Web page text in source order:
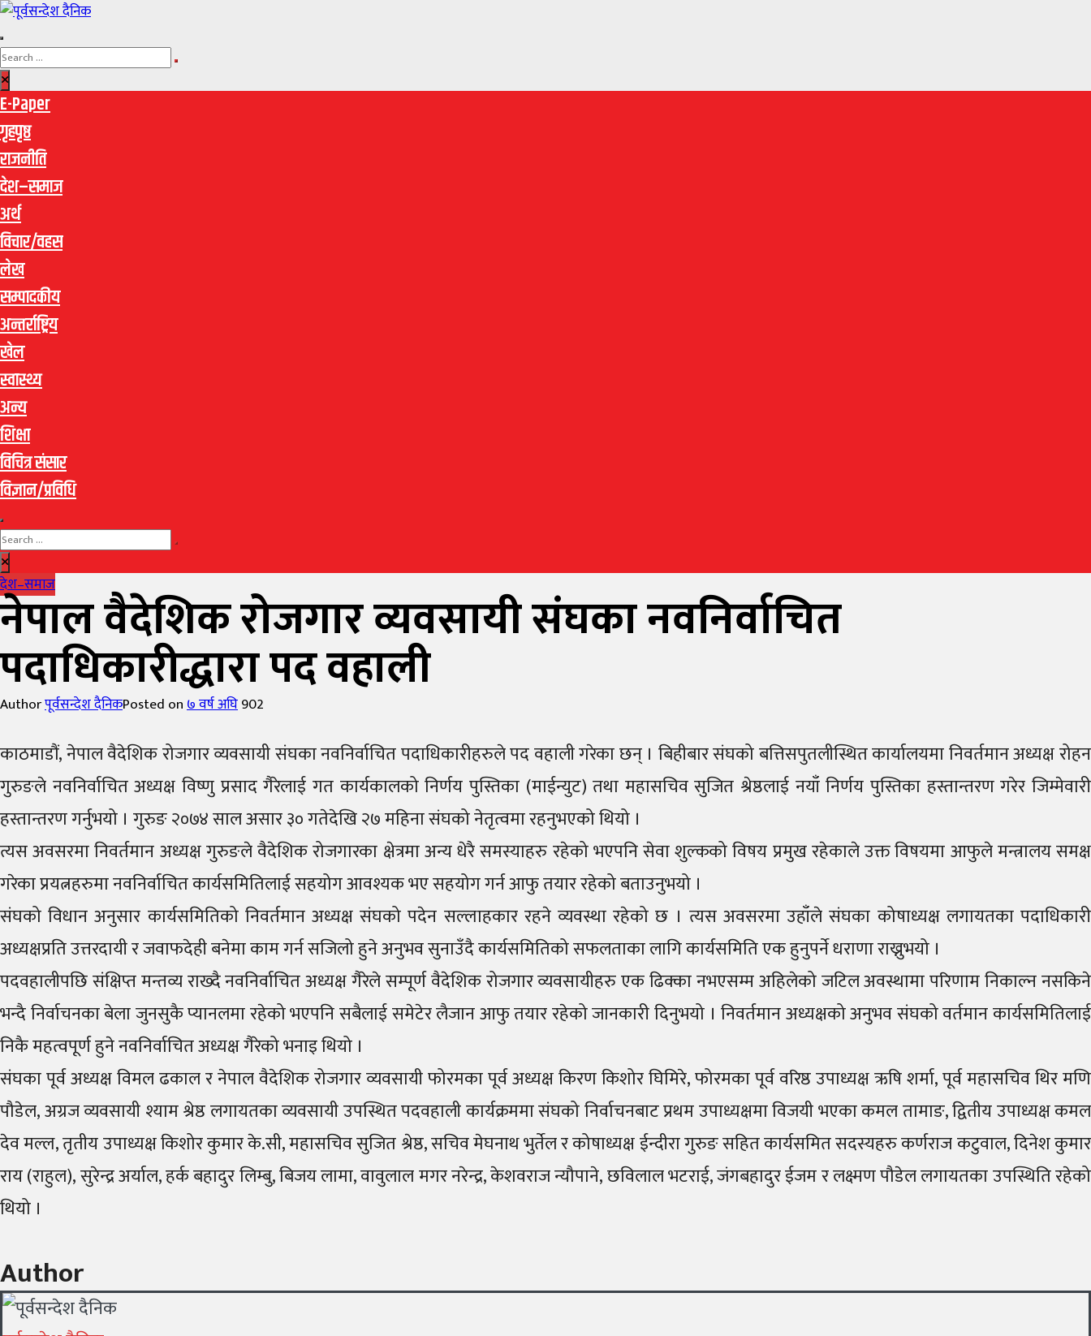
E-Paper
गृहपृष्ठ
राजनीति
देश–समाज
अर्थ
विचार/वहस
लेख
सम्पादकीय
अन्तर्राष्ट्रिय
खेल
स्वास्थ्य
अन्य
शिक्षा
विचित्र संसार
विज्ञान/प्रविधि
देश–समाज
नेपाल वैदेशिक रोजगार व्यवसायी संघका नवनिर्वाचित
पदाधिकारीद्धारा पद वहाली
Authorपूर्वसन्देश दैनिकPosted on७ वर्ष अघि902
काठमाडौं, नेपाल वैदेशिक रोजगार व्यवसायी संघका नवनिर्वाचित पदाधिकारीहरुले पद वहाली गरेका छन् । बिहीबार संघको बत्तिसपुतलीस्थित कार्यालयमा निवर्तमान अध्यक्ष रोहन
गुरुङले नवनिर्वाचित अध्यक्ष विष्णु प्रसाद गैरेलाई गत कार्यकालको निर्णय पुस्तिका (माईन्युट) तथा महासचिव सुजित श्रेष्ठलाई नयाँ निर्णय पुस्तिका हस्तान्तरण गरेर जिम्मेवारी
हस्तान्तरण गर्नुभयो । गुरुङ २०७४ साल असार ३० गतेदेखि २७ महिना संघको नेतृत्वमा रहनुभएको थियो ।
त्यस अवसरमा निवर्तमान अध्यक्ष गुरुङले वैदेशिक रोजगारका क्षेत्रमा अन्य धेरै समस्याहरु रहेको भएपनि सेवा शुल्कको विषय प्रमुख रहेकाले उक्त विषयमा आफुले मन्त्रालय समक्ष
गरेका प्रयत्नहरुमा नवनिर्वाचित कार्यसमितिलाई सहयोग आवश्यक भए सहयोग गर्न आफु तयार रहेको बताउनुभयो ।
संघको विधान अनुसार कार्यसमितिको निवर्तमान अध्यक्ष संघको पदेन सल्लाहकार रहने व्यवस्था रहेको छ । त्यस अवसरमा उहाँले संघका कोषाध्यक्ष लगायतका पदाधिकारी
अध्यक्षप्रति उत्तरदायी र जवाफदेही बनेमा काम गर्न सजिलो हुने अनुभव सुनाउँदै कार्यसमितिको सफलताका लागि कार्यसमिति एक हुनुपर्ने धराणा राख्नुभयो ।
पदवहालीपछि संक्षिप्त मन्तव्य राख्दै नवनिर्वाचित अध्यक्ष गैरेले सम्पूर्ण वैदेशिक रोजगार व्यवसायीहरु एक ढिक्का नभएसम्म अहिलेको जटिल अवस्थामा परिणाम निकाल्न नसकिने
भन्दै निर्वाचनका बेला जुनसुकै प्यानलमा रहेको भएपनि सबैलाई समेटेर लैजान आफु तयार रहेको जानकारी दिनुभयो । निवर्तमान अध्यक्षको अनुभव संघको वर्तमान कार्यसमितिलाई
निकै महत्वपूर्ण हुने नवनिर्वाचित अध्यक्ष गैरेको भनाइ थियो ।
संघका पूर्व अध्यक्ष विमल ढकाल र नेपाल वैदेशिक रोजगार व्यवसायी फोरमका पूर्व अध्यक्ष किरण किशोर घिमिरे, फोरमका पूर्व वरिष्ठ उपाध्यक्ष ऋषि शर्मा, पूर्व महासचिव थिर मणि
पौडेल, अग्रज व्यवसायी श्याम श्रेष्ठ लगायतका व्यवसायी उपस्थित पदवहाली कार्यक्रममा संघको निर्वाचनबाट प्रथम उपाध्यक्षमा विजयी भएका कमल तामाङ, द्वितीय उपाध्यक्ष कमल
देव मल्ल, तृतीय उपाध्यक्ष किशोर कुमार के.सी, महासचिव सुजित श्रेष्ठ, सचिव मेघनाथ भुर्तेल र कोषाध्यक्ष ईन्दीरा गुरुङ सहित कार्यसमित सदस्यहरु कर्णराज कटुवाल, दिनेश कुमार
राय (राहुल), सुरेन्द्र अर्याल, हर्क बहादुर लिम्बु, बिजय लामा, वावुलाल मगर नरेन्द्र, केशवराज न्यौपाने, छविलाल भटराई, जंगबहादुर ईजम र लक्ष्मण पौडेल लगायतका उपस्थिति रहेको
थियो ।
Author